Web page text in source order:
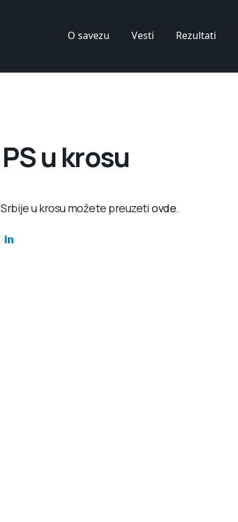
O savezu Vesti Rezultati
PS u krosu
u krosu možete preuzetiovde.